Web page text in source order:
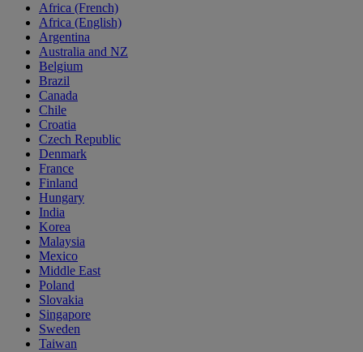
Africa (French)
Africa (English)
Argentina
Australia and NZ
Belgium
Brazil
Canada
Chile
Croatia
Czech Republic
Denmark
France
Finland
Hungary
India
Korea
Malaysia
Mexico
Middle East
Poland
Slovakia
Singapore
Sweden
Taiwan